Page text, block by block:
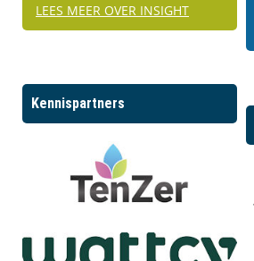
LEES MEER OVER INSIGHT
Kennispartners